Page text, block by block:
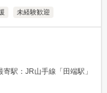
未経験歓迎
駅：JR山手線「田端駅」